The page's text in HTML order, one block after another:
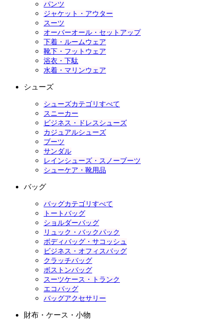
パンツ
ジャケット・アウター
スーツ
オーバーオール・セットアップ
下着・ルームウェア
靴下・フットウェア
浴衣・下駄
水着・マリンウェア
シューズ
シューズカテゴリすべて
スニーカー
ビジネス・ドレスシューズ
カジュアルシューズ
ブーツ
サンダル
レインシューズ・スノーブーツ
シューケア・靴用品
バッグ
バッグカテゴリすべて
トートバッグ
ショルダーバッグ
リュック・バックパック
ボディバッグ・サコッシュ
ビジネス・オフィスバッグ
クラッチバッグ
ボストンバッグ
スーツケース・トランク
エコバッグ
バッグアクセサリー
財布・ケース・小物